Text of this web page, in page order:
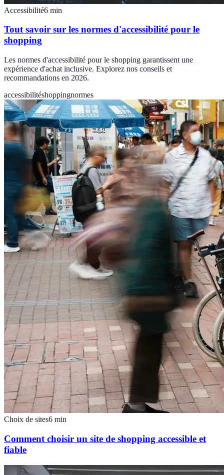
Accessibilité6 min
Tout savoir sur les normes d'accessibilité pour le
shopping
Les normes d'accessibilité pour le shopping garantissent une
expérience d'achat inclusive. Explorez nos conseils et
recommandations en 2026.
accessibilitéshoppingnormes
Choix de sites6 min
Comment choisir un site de shopping accessible et
fiable